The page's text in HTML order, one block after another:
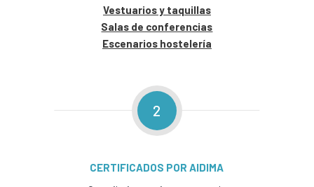
Vestuarios y taquillas
Salas de conferencias
Escenarios hostelería
2
CERTIFICADOS POR AIDIMA